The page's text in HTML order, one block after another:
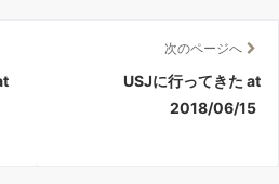
次のページへ
USJに行ってきた at
2018/06/15